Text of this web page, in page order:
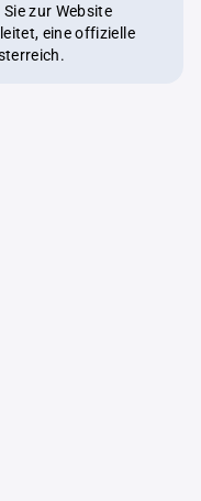
zur Website